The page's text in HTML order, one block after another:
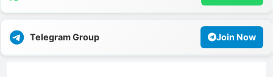
Telegram Group Join Now